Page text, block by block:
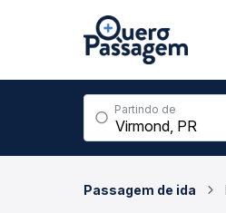
Partindo de
Passagem de ida